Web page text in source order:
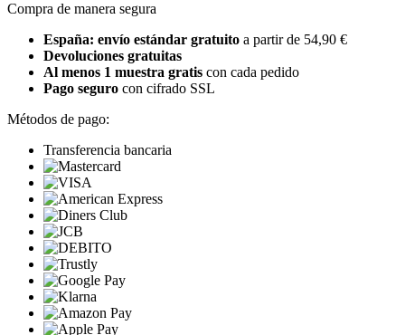
Compra de manera segura
España: envío estándar gratuito a partir de 54,90 €
Devoluciones gratuitas
Al menos 1 muestra gratis con cada pedido
Pago seguro con cifrado SSL
Métodos de pago:
Transferencia bancaria